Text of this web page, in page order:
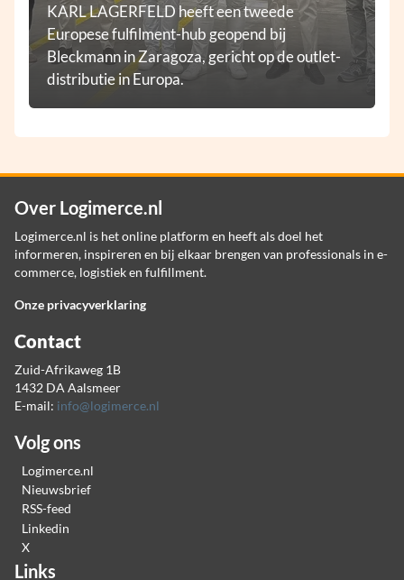
KARL LAGERFELD heeft een tweede
Europese fulfilment-hub geopend bij
Bleckmann in Zaragoza, gericht op de outlet-
distributie in Europa.
Over Logimerce.nl
Logimerce.nl is het online platform en heeft als doel het
informeren, inspireren en bij elkaar brengen van professionals in e-
commerce, logistiek en fulfillment.
Onze privacyverklaring
Contact
Zuid-Afrikaweg 1B
1432 DA Aalsmeer
E-mail: info@logimerce.nl
Volg ons
Logimerce.nl
Nieuwsbrief
RSS-feed
Linkedin
X
Links